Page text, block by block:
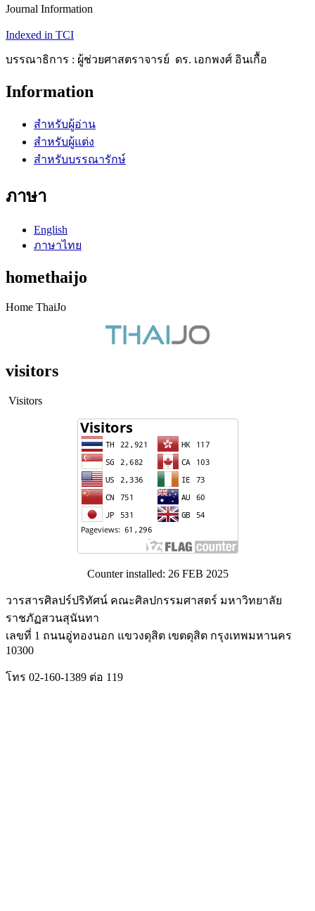
Journal Information
Indexed in TCI
บรรณาธิการ : ผู้ช่วยศาสตราจารย์ ดร. เอกพงศ์ อินเกื้อ
Information
สำหรับผู้อ่าน
สำหรับผู้แต่ง
สำหรับบรรณารักษ์
ภาษา
English
ภาษาไทย
homethaijo
Home ThaiJo
visitors
Visitors
Counter installed: 26 FEB 2025
วารสารศิลปร์ปริทัศน์ คณะศิลปกรรมศาสตร์ มหาวิทยาลัย
ราชภัฏสวนสุนันทา
เลขที่ 1 ถนนอู่ทองนอก แขวงดุสิต เขตดุสิต กรุงเทพมหานคร
10300
โทร 02-160-1389 ต่อ 119